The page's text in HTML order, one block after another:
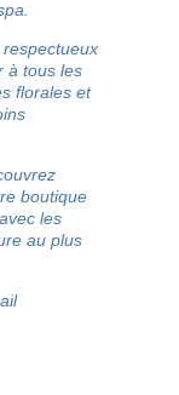
à tous les
florales et
boutique
les
au plus